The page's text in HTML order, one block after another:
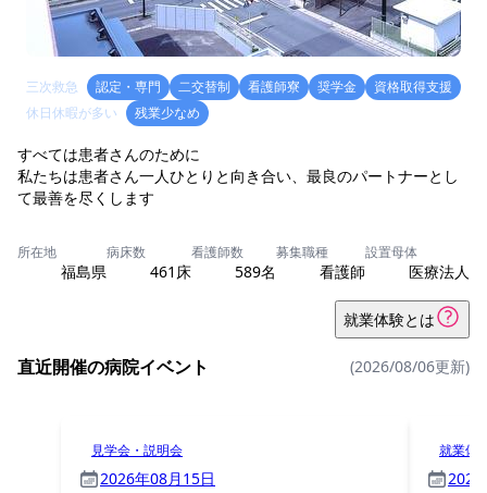
三次救急 認定・専門 二交替制 看護師寮 奨学金
資格取得支援
休日休暇が多い
残業少なめ
すべては患者さんのために
私たちは患者さん一人ひとりと向き合い、最良のパートナーとし
て最善を尽くします
所在地
福島県
病床数
461床
看護師数
589名
募集職種
看護師
設置母体
医療法人
就業体験とは
直近開催の病院イベント (2026/08/06更新)
見学会・説明会
2026年08月15日
就業体
2026